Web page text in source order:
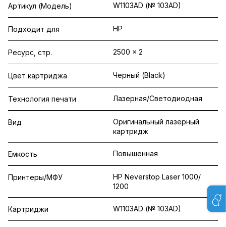
Артикул (Модель) W1103AD (№ 103AD)
Подходит для HP
Ресурс, стр. 2500 x 2
Цвет картриджа Черный (Black)
Технология печати Лазерная/Светодиодная
Вид
Оригинальный лазерный
картридж
Емкость Повышенная
Принтеры/МФУ
HP Neverstop Laser 1000/
1200
Картриджи W1103AD (№ 103AD)